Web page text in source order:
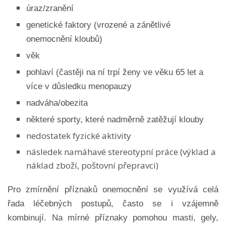
úraz/zranění
genetické faktory (vrozené a zánětlivé
onemocnění kloubů)
věk
pohlaví (častěji na ní trpí ženy ve věku 65 let a
více v důsledku menopauzy
nadváha/obezita
některé sporty, které nadměrně zatěžují klouby
nedostatek fyzické aktivity
následek namáhavé stereotypní práce (výklad a
náklad zboží, poštovní přepravci)
Pro zmírnění příznaků onemocnění se využívá celá
řada léčebných postupů, často se i vzájemně
kombinují. Na mírné příznaky pomohou masti, gely,